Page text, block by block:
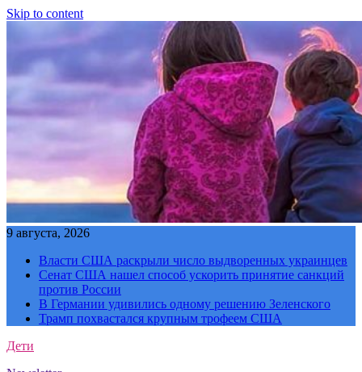
Skip to content
9 августа, 2026
Власти США раскрыли число выдворенных украинцев
Сенат США нашел способ ускорить принятие санкций
против России
В Германии удивились одному решению Зеленского
Трамп похвастался крупным трофеем США
Дети